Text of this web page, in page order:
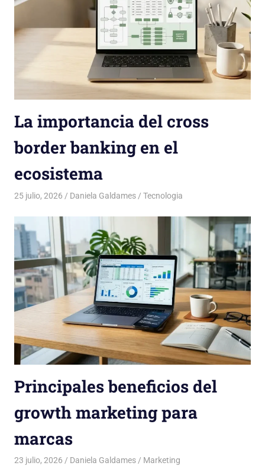
La importancia del cross
border banking en el
ecosistema
25 julio, 2026 Daniela Galdames Tecnologia
Principales beneficios del
growth marketing para
marcas
23 julio, 2026 Daniela Galdames Marketing